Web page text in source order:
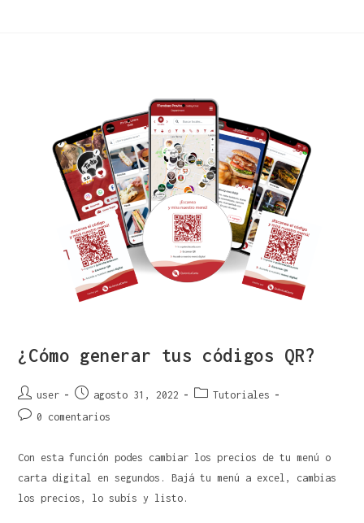
¿Cómo generar tus códigos QR?
user agosto 31, 2022
Tutoriales
0 comentarios
Con esta función podes cambiar los precios de tu menú o
carta digital en segundos. Bajá tu menú a excel, cambias
los precios, lo subís y listo.